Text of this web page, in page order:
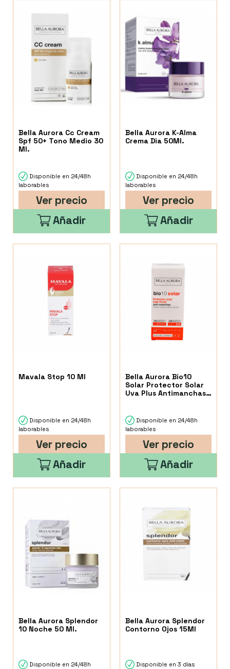
Bella Aurora Cc Cream
Spf 50+ Tono Medio 30
Ml.
Disponible en 24/48h
laborables
Ver precio
Añadir
Bella Aurora K-Alma
Crema Dia 50Ml.
Disponible en 24/48h
laborables
Ver precio
Añadir
Mavala Stop 10 Ml
Disponible en 24/48h
laborables
Ver precio
Añadir
Bella Aurora Bio10
Solar Protector Solar
Uva Plus Antimanchas
Disponible en 24/48h
laborables
Ver precio
Añadir
Bella Aurora Splendor
10 Noche 50 Ml.
Disponible en 24/48h
Bella Aurora Splendor
Contorno Ojos 15Ml
Disponible en 3 días